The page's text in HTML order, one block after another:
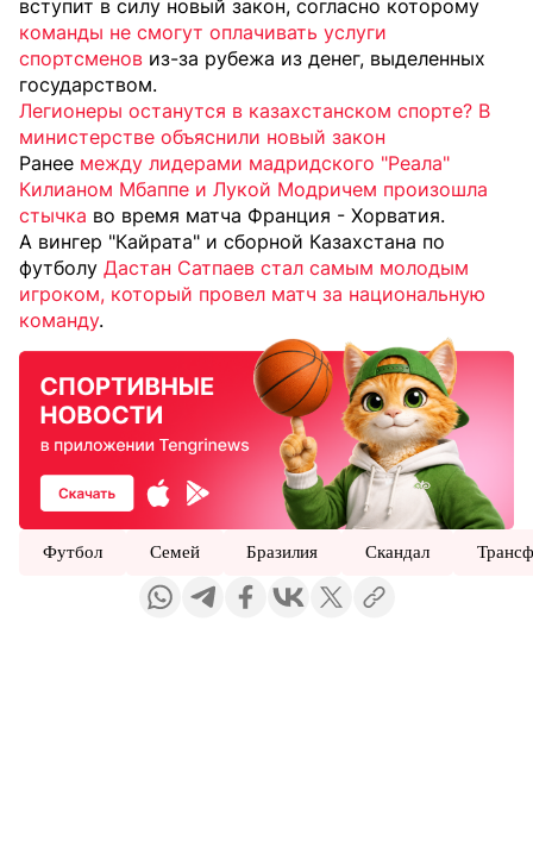
вступит в силу новый закон, согласно которому
команды не смогут оплачивать услуги
спортсменов из-за рубежа из денег, выделенных
государством.
Легионеры останутся в казахстанском спорте? В
министерстве объяснили новый закон
Ранее между лидерами мадридского "Реала"
Килианом Мбаппе и Лукой Модричем произошла
стычка во время матча Франция - Хорватия.
А вингер "Кайрата" и сборной Казахстана по
футболу Дастан Сатпаев стал самым молодым
игроком, который провел матч за национальную
команду.
Футбол Семей Бразилия Скандал